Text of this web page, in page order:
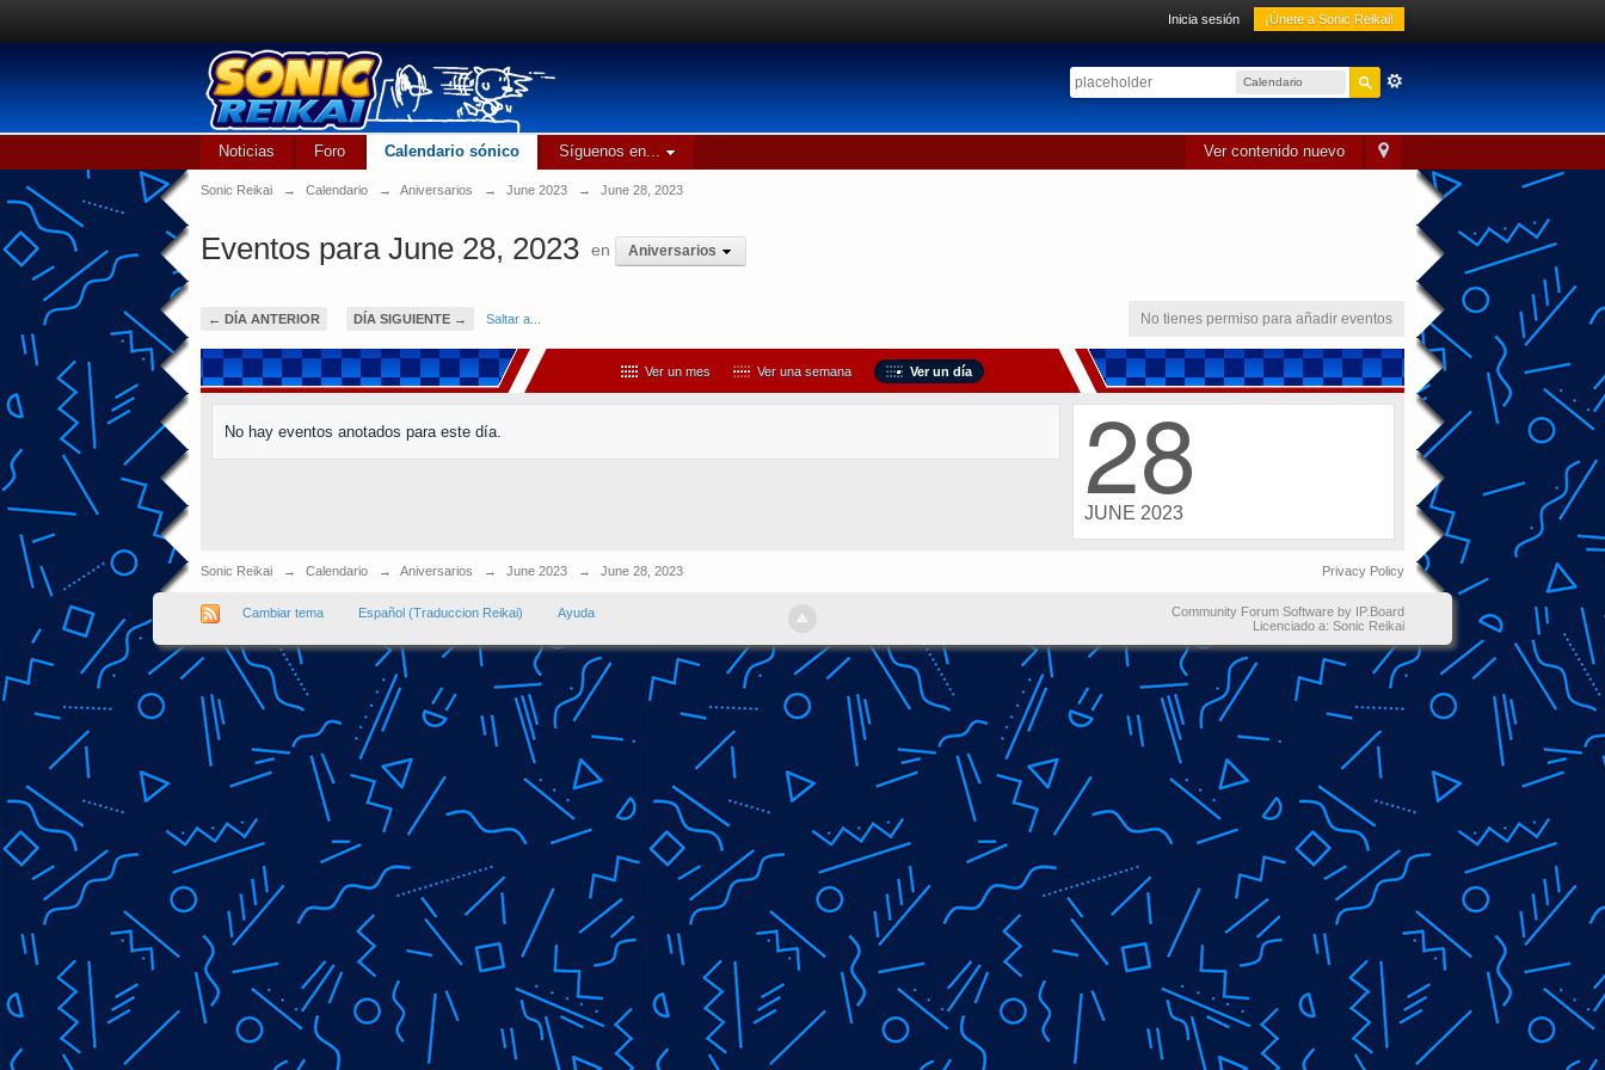
Inicia sesión ¡Únete a Sonic Reikai!
Calendario
sónico
Ver contenido nuevo
Noticias Foro Calendario sónico Síguenos en...
Sonic Reikai → Calendario → Aniversarios → June 2023 → June 28, 2023
Eventos para June 28, 2023 en Aniversarios
← DÍA ANTERIOR DÍA SIGUIENTE → Saltar a... No tienes permiso para añadir eventos
Ver un mes Ver una semana Ver un día
No hay eventos anotados para este día. 28
JUNE 2023
Sonic Reikai → Calendario → Aniversarios → June 2023 → June 28, 2023 Privacy Policy
Cambiar tema Español (Traduccion Reikai) Ayuda
Community Forum Software by IP.Board
Licenciado a: Sonic Reikai